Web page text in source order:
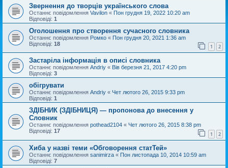
Звернення до творців українського слова
Останнє повідомлення Vavilon « Пон грудня 19, 2022 10:20 am
Відповіді: 1
Оголошення про створення сучасного словника
Останнє повідомлення Ромко « Пон грудня 20, 2021 1:36 am
Відповіді: 18 1 2
Застаріла інформація в описі словника
Останнє повідомлення Andriy « Вів березня 21, 2017 4:20 pm
Відповіді: 3
обігрувати
Останнє повідомлення Andriy « Чет лютого 26, 2015 9:33 pm
Відповіді: 1
ЗДІБНИК (ЗДІБНИЦЯ) — пропонова до внесення у
Словник
Останнє повідомлення pothead2104 « Чет лютого 26, 2015 8:38 pm
Відповіді: 17 1 2
Хиба у назві теми «Обговорення статТей»
Останнє повідомлення sanimirza « Пон листопада 10, 2014 10:59 am
Відповіді: 7